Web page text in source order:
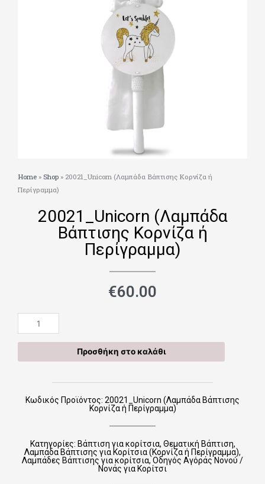
Home » Shop » 20021_Unicorn (Λαμπάδα Βάπτισης Κορνίζα ή
Περίγραμμα)
20021_Unicorn (Λαμπάδα
Βάπτισης Κορνίζα ή
Περίγραμμα)
€60.00
20021_Unicorn
(Λαμπάδα
Βάπτισης
Περίγραμμα)
ποσότητα
Προσθήκη στο καλάθι
Κωδικός Προϊόντος: 20021_Unicorn (Λαμπάδα Βάπτισης
Κορνίζα ή Περίγραμμα)
Κατηγορίες: Βάπτιση για κορίτσια, Θεματική Βάπτιση,
Λαμπάδα Βάπτισης για Κορίτσια (Κορνίζα ή Περίγραμμα),
Λαμπάδες Βάπτισης για κορίτσια, Οδηγός Αγόράς Νονού /
Νονάς για Κορίτσι